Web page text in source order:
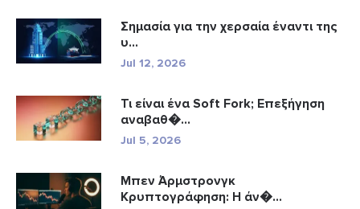
Σημασία για την χερσαία έναντι της
υ...
Jul 12, 2026
Τι είναι ένα Soft Fork; Επεξήγηση
αναβαθ�...
Jul 5, 2026
Μπεν Άρμστρονγκ
Κρυπτογράφηση: Η άν�...